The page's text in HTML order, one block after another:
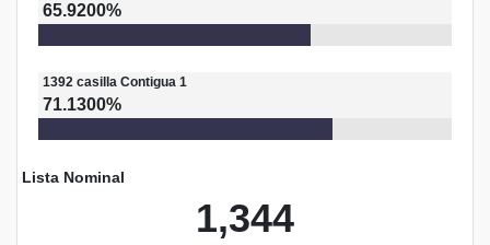
65.9200%
1392 casilla Contigua 1
71.1300%
Lista Nominal
1,344